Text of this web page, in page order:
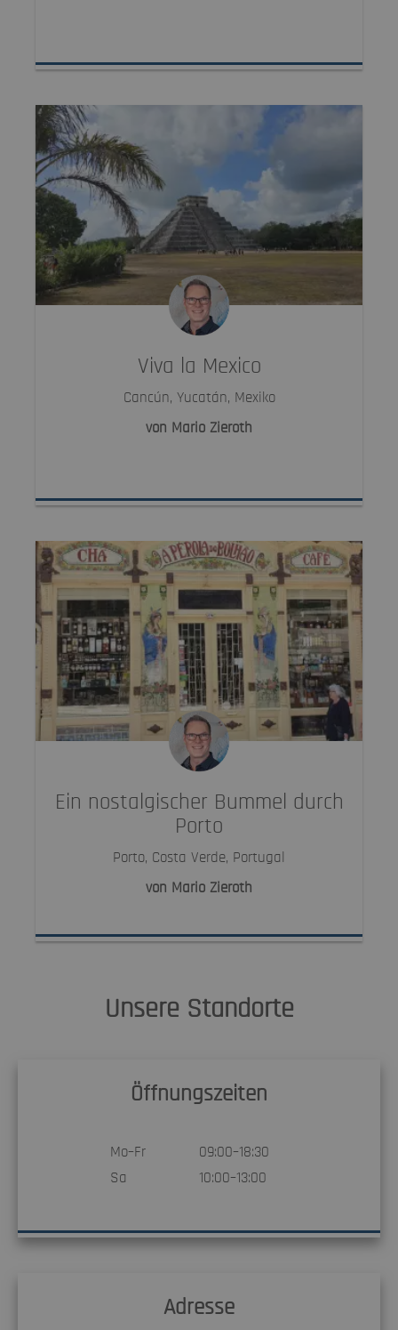
Viva la Mexico
Cancún, Yucatán, Mexiko
von Mario Zieroth
Ein nostalgischer Bummel durch
Porto
Porto, Costa Verde, Portugal
von Mario Zieroth
Unsere Standorte
Öffnungszeiten
Mo–Fr
09:00–18:30
Sa
10:00–13:00
Adresse